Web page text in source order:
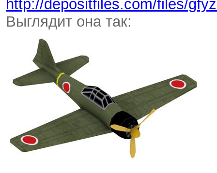
http://depositfiles.com/files/
Выглядит она так: